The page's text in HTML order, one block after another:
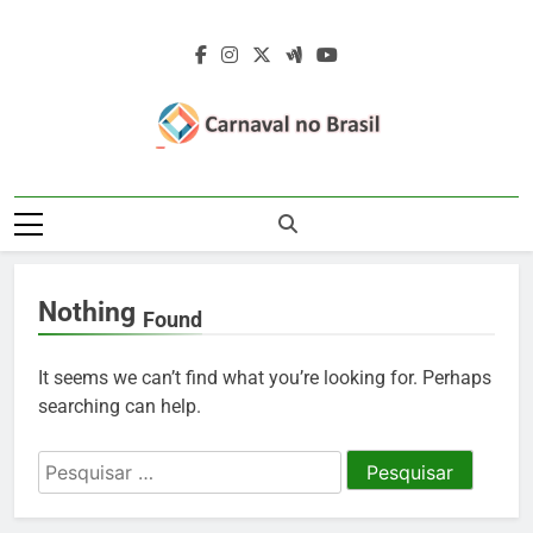
Carnaval No
Brasil 2027 –
2027 – Desfile
Das Escolas De
Rua 2027 – Desfile Das Escolas De
Samba – Fotos Carnaval 2026 – Blocos
Rainhas De Bateria – Famosos No
Nothing Found
It seems we can’t find what you’re looking for. Perhaps
searching can help.
Pesquisar
por: